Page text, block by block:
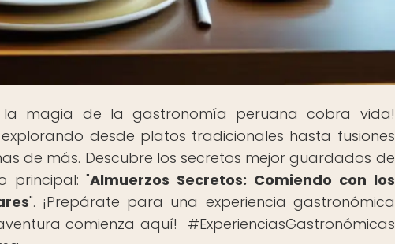
magia de la gastronomía peruana cobra vida!
desde platos tradicionales hasta fusiones
de más. Descubre los secretos mejor guardados de
principal: "Almuerzos Secretos: Comiendo con los
". ¡Prepárate para una experiencia gastronómica
comienza aquí! ️ #ExperienciasGastronómicas